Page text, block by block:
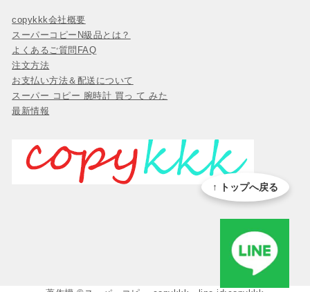
copykkk会社概要
スーパーコピーN級品とは？
よくあるご質問FAQ
注文方法
お支払い方法＆配送について
スーパー コピー 腕時計 買っ て みた
最新情報
↑ トップへ戻る